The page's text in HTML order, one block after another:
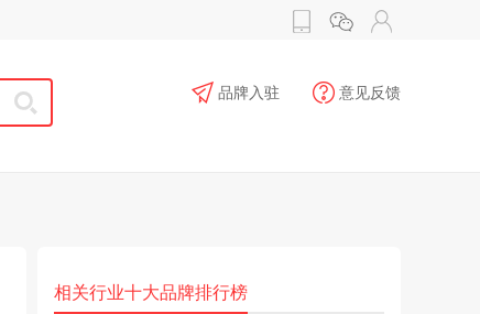
品牌入驻 意见反馈
相关行业十大品牌排行榜